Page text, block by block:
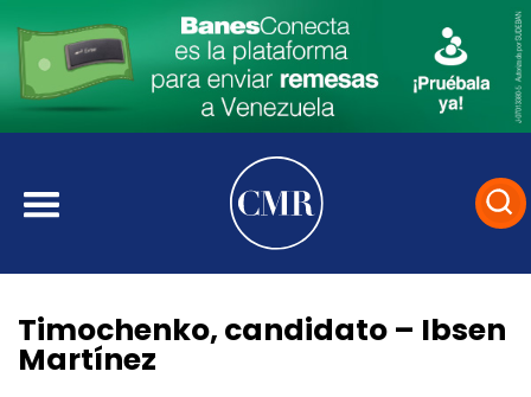
Timochenko, candidato – Ibsen
Martínez